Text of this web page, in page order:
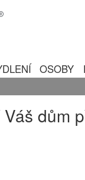
OSOBY
dům